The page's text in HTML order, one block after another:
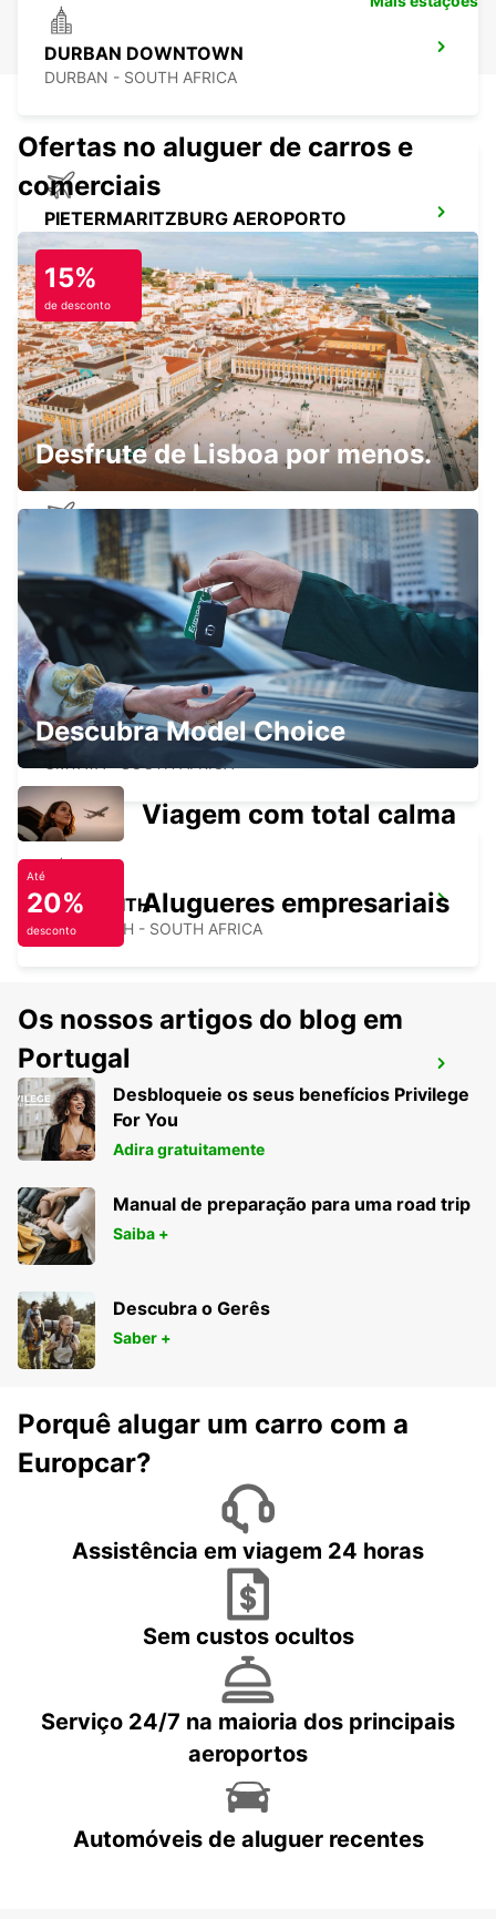
DURBAN DOWNTOWN
DURBAN - SOUTH AFRICA
PIETERMARITZBURG AEROPORTO
PIETERMARITZBURG - SOUTH AFRICA
UMHLANGA ROCKS
UMHLANGA ROCKS - SOUTH AFRICA
KING SHAKA AEROPORTO
INTERNACIONAL
DURBAN - SOUTH AFRICA
UMTATA AEROPORTO
UMTATA - SOUTH AFRICA
LADYSMITH
LADYSMITH - SOUTH AFRICA
RICHARDS BAY AEROPORTO
RICHARDS BAY - SOUTH AFRICA
Ofertas no aluguer de carros e
comerciais
15%
de desconto
Desfrute de Lisboa por menos.
Descubra Model Choice
Viagem com total calma
Até
20%
desconto
Alugueres empresariais
Os nossos artigos do blog em
Portugal
Desbloqueie os seus benefícios Privilege
For You
Adira gratuitamente
Manual de preparação para uma road trip
Saiba +
Descubra o Gerês
Saber +
Porquê alugar um carro com a
Europcar?
Assistência em viagem 24 horas
Sem custos ocultos
Serviço 24/7 na maioria dos principais
aeroportos
Automóveis de aluguer recentes